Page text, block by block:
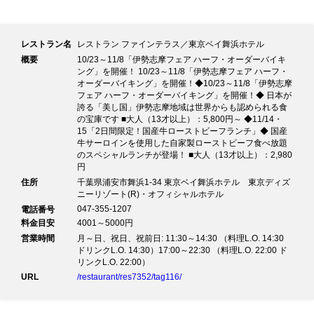
レストラン名
レストラン ファインテラス／東京ベイ舞浜ホテル
概要
10/23～11/8「伊勢志摩フェア ハーフ・オーダーバイキ
ング」を開催！ 10/23～11/8「伊勢志摩フェア ハーフ・
オーダーバイキング」を開催！◆10/23～11/8「伊勢志摩
フェア ハーフ・オーダーバイキング」を開催！◆ 日本が
誇る「美し国」伊勢志摩地域は世界からも認められる食
の宝庫です ■大人（13才以上）：5,800円～ ◆11/14・
15「2日間限定！国産牛ローストビーフランチ」◆ 国産
牛サーロインを使用した自家製ローストビーフ食べ放題
のスペシャルランチが登場！ ■大人（13才以上）：2,980
円
住所
千葉県浦安市舞浜1-34 東京ベイ舞浜ホテル 東京ディズ
ニーリゾート(R)・オフィシャルホテル
電話番号
047-355-1207
料金目安
4001～5000円
営業時間
月～日、祝日、祝前日: 11:30～14:30 （料理L.O. 14:30
ドリンクL.O. 14:30）17:00～22:30 （料理L.O. 22:00 ド
リンクL.O. 22:00）
URL
/restaurant/res7352/tag116/